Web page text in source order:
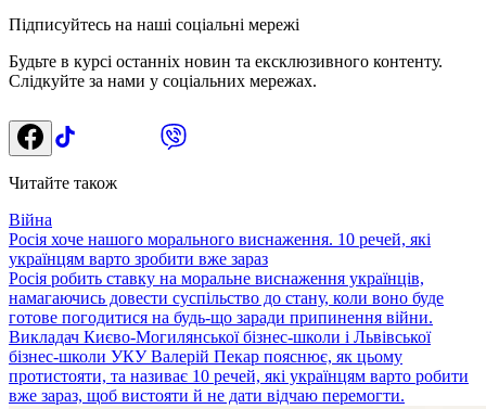
Підписуйтесь на наші соціальні мережі
Будьте в курсі останніх новин та ексклюзивного контенту.
Слідкуйте за нами у соціальних мережах.
Читайте також
Війна
Росія хоче нашого морального виснаження. 10 речей, які
українцям варто зробити вже зараз
Росія робить ставку на моральне виснаження українців,
намагаючись довести суспільство до стану, коли воно буде
готове погодитися на будь-що заради припинення війни.
Викладач Києво-Могилянської бізнес-школи і Львівської
бізнес-школи УКУ Валерій Пекар пояснює, як цьому
протистояти, та називає 10 речей, які українцям варто робити
вже зараз, щоб вистояти й не дати відчаю перемогти.